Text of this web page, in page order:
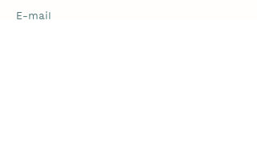
E-mail